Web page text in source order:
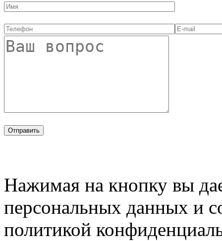
Нажимая на кнопку вы
персональных данных и
политикой